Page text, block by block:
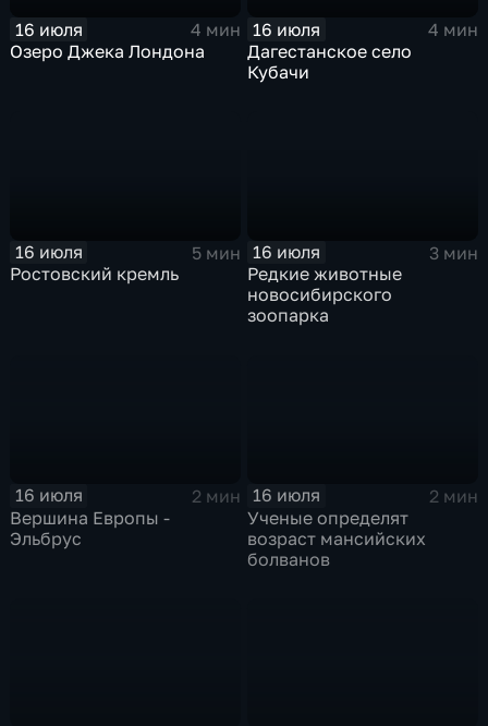
16 июля
4 мин
Озеро Джека Лондона
16 июля
4 мин
Дагестанское село
Кубачи
16 июля
5 мин
Ростовский кремль
16 июля
3 мин
Редкие животные
новосибирского
зоопарка
16 июля
2 мин
Вершина Европы -
Эльбрус
16 июля
2 мин
Ученые определят
возраст мансийских
болванов